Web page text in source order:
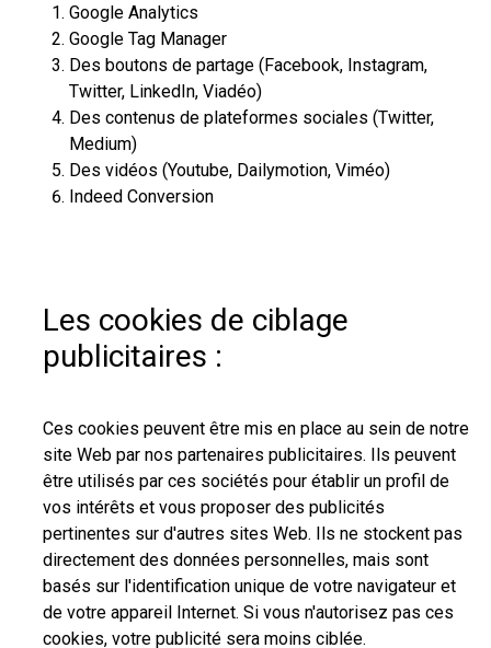
Google Analytics
Google Tag Manager
Des boutons de partage (Facebook, Instagram,
Twitter, LinkedIn, Viadéo)
Des contenus de plateformes sociales (Twitter,
Medium)
Des vidéos (Youtube, Dailymotion, Viméo)
Indeed Conversion
Les cookies de ciblage
publicitaires :
Ces cookies peuvent être mis en place au sein de notre
site Web par nos partenaires publicitaires. Ils peuvent
être utilisés par ces sociétés pour établir un profil de
vos intérêts et vous proposer des publicités
pertinentes sur d'autres sites Web. Ils ne stockent pas
directement des données personnelles, mais sont
basés sur l'identification unique de votre navigateur et
de votre appareil Internet. Si vous n'autorisez pas ces
cookies, votre publicité sera moins ciblée.